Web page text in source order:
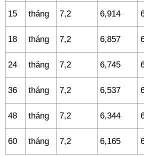
15 tháng 7,2 6,914
18 tháng 7,2 6,857
24 tháng 7,2 6,745
36 tháng 7,2 6,537
48 tháng 7,2 6,344
60 tháng 7,2 6,165